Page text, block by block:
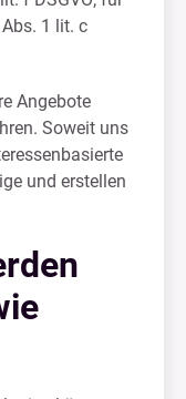
1 lit. c
Angebote
Soweit uns
und erstellen